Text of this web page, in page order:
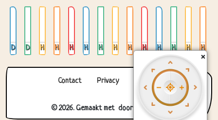
Día de muertos Día de muertos 2 Halloween Halloween 4 Halloween 5 Halloween grappige monsters Halloween grappige monsters 02 Halloween heks met ketel Halloween heks op een bezem Halloween lab van de heks Halloween lab van de heks 2 Halloween spookhuis Halloween spookhuis boo Halloween trick or treat
Contact Privacy Over ons
© 2026. Gemaakt met door Zygomatic .
×